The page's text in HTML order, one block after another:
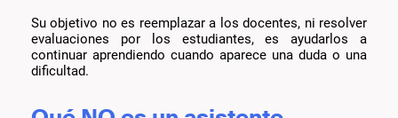
Su objetivo no es reemplazar a los docentes, ni resolver
evaluaciones por los estudiantes, es ayudarlos a
continuar aprendiendo cuando aparece una duda o una
dificultad.